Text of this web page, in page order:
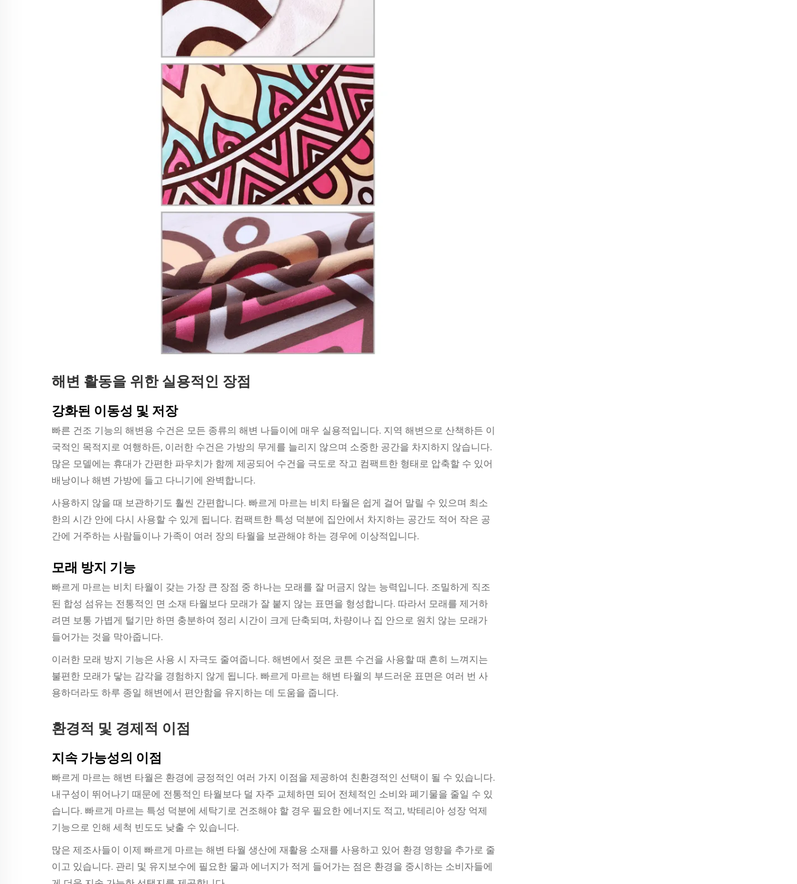
해변 활동을 위한 실용적인 장점
강화된 이동성 및 저장
빠른 건조 기능의 해변용 수건은 모든 종류의 해변 나들이에 매우 실용적입니다. 지역 해변으로 산책하든 이
국적인 목적지로 여행하든, 이러한 수건은 가방의 무게를 늘리지 않으며 소중한 공간을 차지하지 않습니다.
많은 모델에는 휴대가 간편한 파우치가 함께 제공되어 수건을 극도로 작고 컴팩트한 형태로 압축할 수 있어
배낭이나 해변 가방에 들고 다니기에 완벽합니다.
사용하지 않을 때 보관하기도 훨씬 간편합니다. 빠르게 마르는 비치 타월은 쉽게 걸어 말릴 수 있으며 최소
한의 시간 안에 다시 사용할 수 있게 됩니다. 컴팩트한 특성 덕분에 집안에서 차지하는 공간도 적어 작은 공
간에 거주하는 사람들이나 가족이 여러 장의 타월을 보관해야 하는 경우에 이상적입니다.
모래 방지 기능
빠르게 마르는 비치 타월이 갖는 가장 큰 장점 중 하나는 모래를 잘 머금지 않는 능력입니다. 조밀하게 직조
된 합성 섬유는 전통적인 면 소재 타월보다 모래가 잘 붙지 않는 표면을 형성합니다. 따라서 모래를 제거하
려면 보통 가볍게 털기만 하면 충분하여 정리 시간이 크게 단축되며, 차량이나 집 안으로 원치 않는 모래가
들어가는 것을 막아줍니다.
이러한 모래 방지 기능은 사용 시 자극도 줄여줍니다. 해변에서 젖은 코튼 수건을 사용할 때 흔히 느껴지는
불편한 모래가 닿는 감각을 경험하지 않게 됩니다. 빠르게 마르는 해변 타월의 부드러운 표면은 여러 번 사
용하더라도 하루 종일 해변에서 편안함을 유지하는 데 도움을 줍니다.
환경적 및 경제적 이점
지속 가능성의 이점
빠르게 마르는 해변 타월은 환경에 긍정적인 여러 가지 이점을 제공하여 친환경적인 선택이 될 수 있습니다.
내구성이 뛰어나기 때문에 전통적인 타월보다 덜 자주 교체하면 되어 전체적인 소비와 폐기물을 줄일 수 있
습니다. 빠르게 마르는 특성 덕분에 세탁기로 건조해야 할 경우 필요한 에너지도 적고, 박테리아 성장 억제
기능으로 인해 세척 빈도도 낮출 수 있습니다.
많은 제조사들이 이제 빠르게 마르는 해변 타월 생산에 재활용 소재를 사용하고 있어 환경 영향을 추가로 줄
이고 있습니다. 관리 및 유지보수에 필요한 물과 에너지가 적게 들어가는 점은 환경을 중시하는 소비자들에